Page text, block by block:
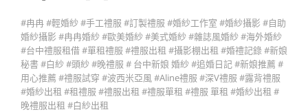
#冉冉 #輕婚紗 #手工禮服 #訂製禮服 #婚紗工作室 #婚紗攝影 #自助
婚紗攝影 #冉冉婚紗 #歐美婚紗 #美式婚紗 #雜誌風婚紗 #海外婚紗
#台中禮服租借 #單租禮服 #禮服出租 #攝影棚出租 #婚禮記錄 #新娘
秘書 #白紗 #頭紗 #晚禮服 # 台中新娘 婚紗 #追婚日記 #新娘推薦 #
用心推薦 #禮服試穿 #波西米亞風 #Aline禮服 #深V禮服 #露背禮服
#婚紗出租 #租禮服 #禮服出租 #禮服單租 #禮服 單租 #婚紗出租 #
晚禮服出租 #白紗出租